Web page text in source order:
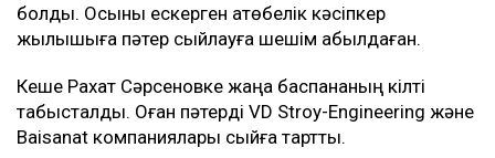
болды. Осыны ескерген ақтөбелік кәсіпкер
жылқышыға пәтер сыйлауға шешім қабылдаған.
Кеше Рахат Сәрсеновке жаңа баспананың кілті
табысталды. Оған пәтерді VD Stroy-Engineering және
Baisanat компаниялары сыйға тартты.